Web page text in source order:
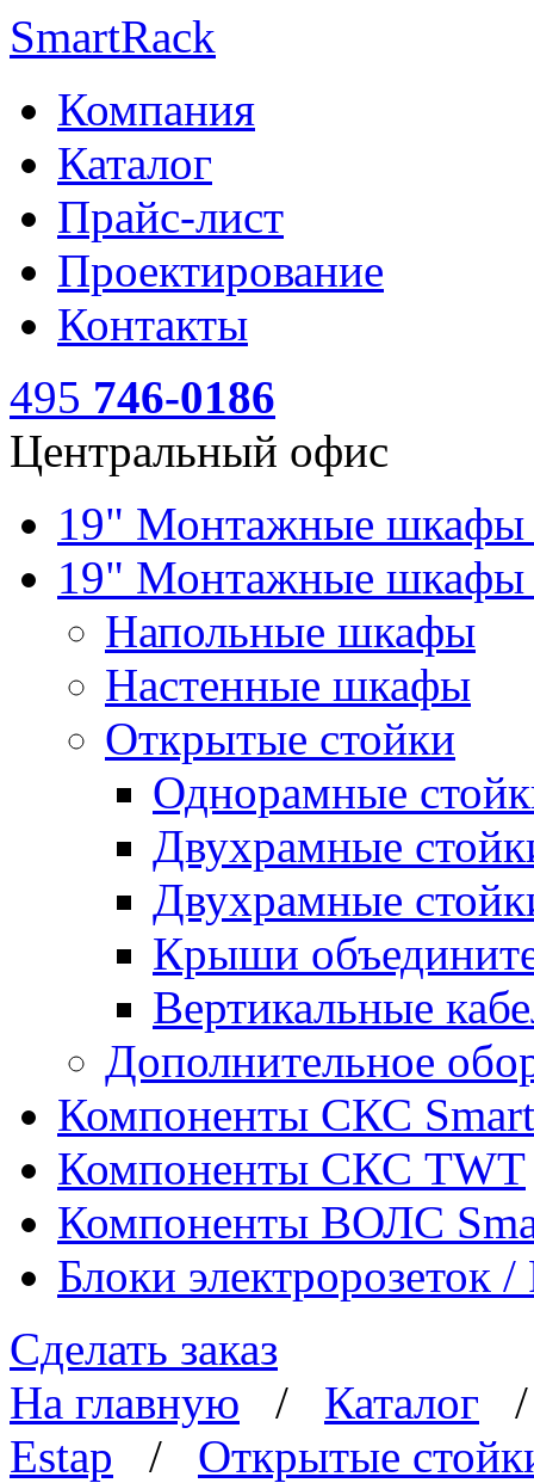
SmartRack
Компания
Каталог
Прайс-лист
Проектирование
Контакты
495 746-0186
Центральный офис
19" Монтажные
19" Монтажные шкафы
Напольные шкафы
Настенные шкафы
Открытые стойки
Однорамные
Двухрамные
Двухрамные
Крыши
Вертикальные
Дополнительное
Компоненты СКС
Компоненты СКС TWT
Компоненты ВОЛС
Блоки электророзеток
Сделать заказ
На главную / Каталог
Estap / Открытые